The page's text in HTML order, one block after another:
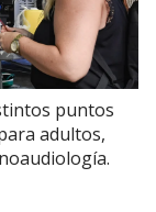
puntos
adultos,